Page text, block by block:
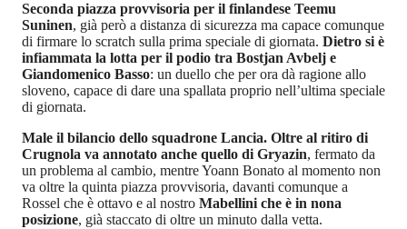
Seconda piazza provvisoria per il finlandese Teemu
Suninen, già però a distanza di sicurezza ma capace comunque
di firmare lo scratch sulla prima speciale di giornata. Dietro si è
infiammata la lotta per il podio tra Bostjan Avbelj e
Giandomenico Basso: un duello che per ora dà ragione allo
sloveno, capace di dare una spallata proprio nell’ultima speciale
di giornata.
Male il bilancio dello squadrone Lancia. Oltre al ritiro di
Crugnola va annotato anche quello di Gryazin, fermato da
un problema al cambio, mentre Yoann Bonato al momento non
va oltre la quinta piazza provvisoria, davanti comunque a
Rossel che è ottavo e al nostro Mabellini che è in nona
posizione, già staccato di oltre un minuto dalla vetta.